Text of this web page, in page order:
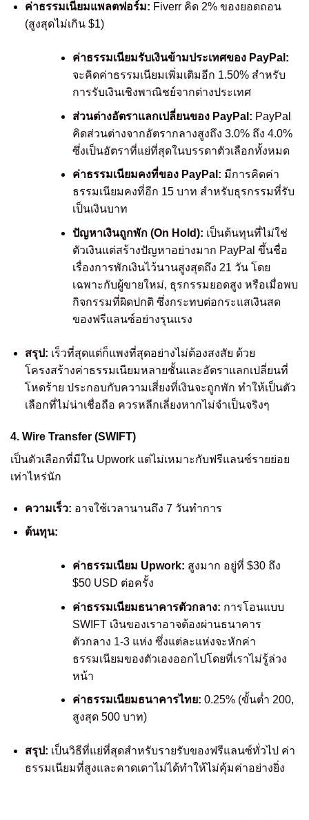
ค่าธรรมเนียมแพลตฟอร์ม: Fiverr คิด 2% ของยอดถอน
(สูงสุดไม่เกิน $1)
ค่าธรรมเนียมรับเงินข้ามประเทศของ PayPal:
จะคิดค่าธรรมเนียมเพิ่มเติมอีก 1.50% สำหรับ
การรับเงินเชิงพาณิชย์จากต่างประเทศ
ส่วนต่างอัตราแลกเปลี่ยนของ PayPal: PayPal
คิดส่วนต่างจากอัตรากลางสูงถึง 3.0% ถึง 4.0%
ซึ่งเป็นอัตราที่แย่ที่สุดในบรรดาตัวเลือกทั้งหมด
ค่าธรรมเนียมคงที่ของ PayPal: มีการคิดค่า
ธรรมเนียมคงที่อีก 15 บาท สำหรับธุรกรรมที่รับ
เป็นเงินบาท
ปัญหาเงินถูกพัก (On Hold): เป็นต้นทุนที่ไม่ใช่
ตัวเงินแต่สร้างปัญหาอย่างมาก PayPal ขึ้นชื่อ
เรื่องการพักเงินไว้นานสูงสุดถึง 21 วัน โดย
เฉพาะกับผู้ขายใหม่, ธุรกรรมยอดสูง หรือเมื่อพบ
กิจกรรมที่ผิดปกติ ซึ่งกระทบต่อกระแสเงินสด
ของฟรีแลนซ์อย่างรุนแรง
สรุป: เร็วที่สุดแต่ก็แพงที่สุดอย่างไม่ต้องสงสัย ด้วย
โครงสร้างค่าธรรมเนียมหลายชั้นและอัตราแลกเปลี่ยนที่
โหดร้าย ประกอบกับความเสี่ยงที่เงินจะถูกพัก ทำให้เป็นตัว
เลือกที่ไม่น่าเชื่อถือ ควรหลีกเลี่ยงหากไม่จำเป็นจริงๆ
4. Wire Transfer (SWIFT)
เป็นตัวเลือกที่มีใน Upwork แต่ไม่เหมาะกับฟรีแลนซ์รายย่อย
เท่าไหร่นัก
ความเร็ว: อาจใช้เวลานานถึง 7 วันทำการ
ต้นทุน:
ค่าธรรมเนียม Upwork: สูงมาก อยู่ที่ $30 ถึง
$50 USD ต่อครั้ง
ค่าธรรมเนียมธนาคารตัวกลาง: การโอนแบบ
SWIFT เงินของเราอาจต้องผ่านธนาคาร
ตัวกลาง 1-3 แห่ง ซึ่งแต่ละแห่งจะหักค่า
ธรรมเนียมของตัวเองออกไปโดยที่เราไม่รู้ล่วง
หน้า
ค่าธรรมเนียมธนาคารไทย: 0.25% (ขั้นต่ำ 200,
สูงสุด 500 บาท)
สรุป: เป็นวิธีที่แย่ที่สุดสำหรับรายรับของฟรีแลนซ์ทั่วไป ค่า
ธรรมเนียมที่สูงและคาดเดาไม่ได้ทำให้ไม่คุ้มค่าอย่างยิ่ง